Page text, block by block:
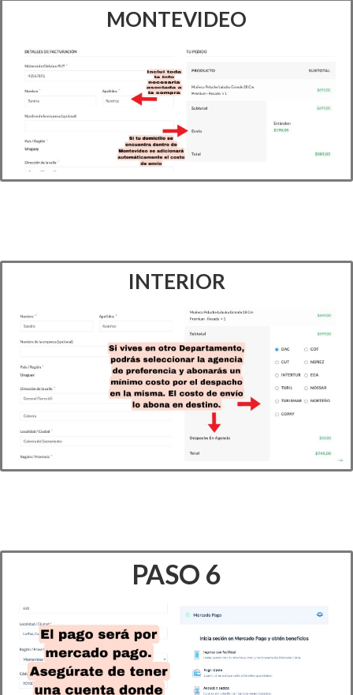
MONTEVIDEO
INTERIOR
PASO 6